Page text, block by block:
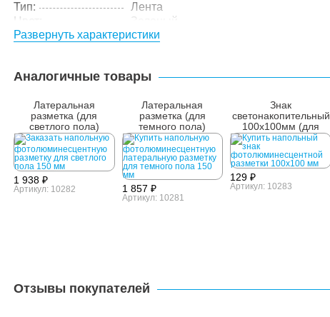
Тип:
Лента
Цвет:
Зеленый
Материал:
PVC
Развернуть характеристики
Аналогичные товары
Латеральная
разметка (для
светлого пола)
150мм
1 938 ₽
Артикул: 10282
Латеральная
разметка (для
темного пола)
150мм
1 857 ₽
Артикул: 10281
Знак
светонакопительный
100х100мм (для
пола)
129 ₽
Артикул: 10283
Отзывы покупателей